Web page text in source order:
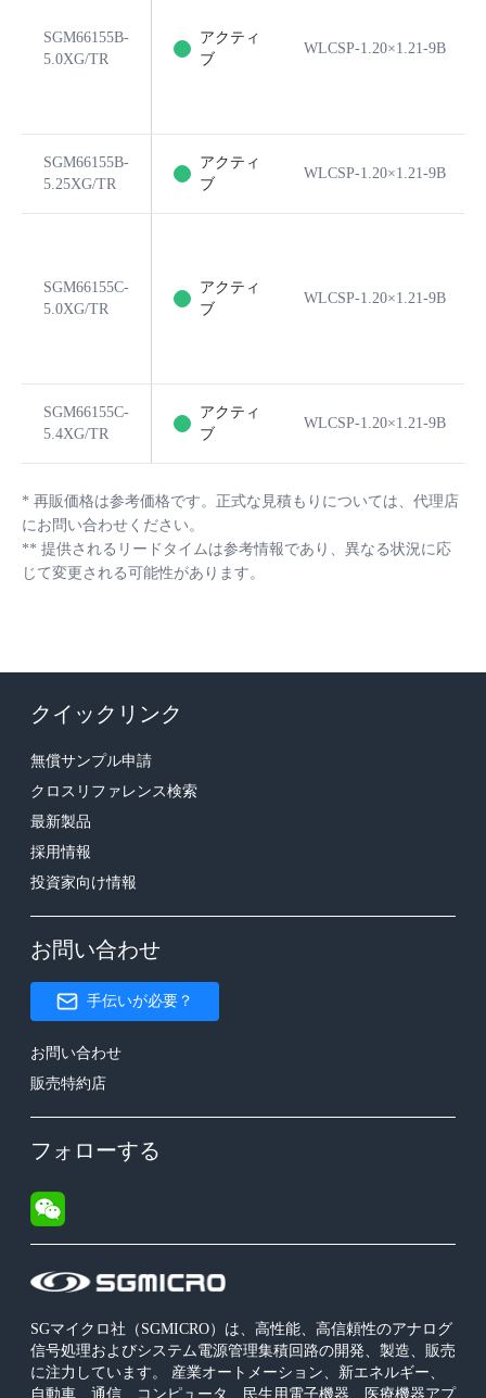
SGM66155B-
5.0XG/TR
アクティ
ブ
WLCSP-1.20×1.21-9B
SGM66155B-
5.25XG/TR
アクティ
ブ
WLCSP-1.20×1.21-9B
SGM66155C-
5.0XG/TR
アクティ
ブ
WLCSP-1.20×1.21-9B
SGM66155C-
5.4XG/TR
アクティ
ブ
WLCSP-1.20×1.21-9B
* 再販価格は参考価格です。正式な見積もりについては、代理店
にお問い合わせください。
** 提供されるリードタイムは参考情報であり、異なる状況に応
じて変更される可能性があります。
SGマイクロ社（SGMICRO）は、高性能、高信頼性のアナログ
信号処理およびシステム電源管理集積回路の開発、製造、販売
に注力しています。 産業オートメーション、新エネルギー、
自動車、通信、コンピュータ、民生用電子機器、医療機器アプ
クイックリンク
無償サンプル申請
クロスリファレンス検索
最新製品
採用情報
投資家向け情報
お問い合わせ
手伝いが必要？
お問い合わせ
販売特約店
フォローする